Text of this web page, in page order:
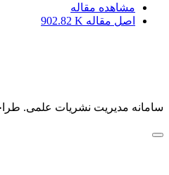
مشاهده مقاله
اصل مقاله 902.82 K
سامانه مدیریت نشریات علمی.